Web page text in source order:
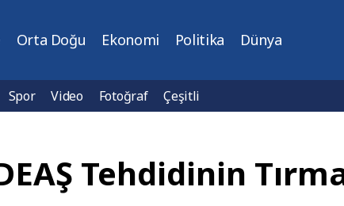
Orta Doğu Ekonomi Politika Dünya
Spor Video Fotoğraf Çeşitli
Tehdidinin